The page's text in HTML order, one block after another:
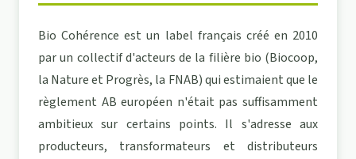
Bio Cohérence est un label français créé en 2010
par un collectif d'acteurs de la filière bio (Biocoop,
la Nature et Progrès, la FNAB) qui estimaient que le
règlement AB européen n'était pas suffisamment
ambitieux sur certains points. Il s'adresse aux
producteurs, transformateurs et distributeurs